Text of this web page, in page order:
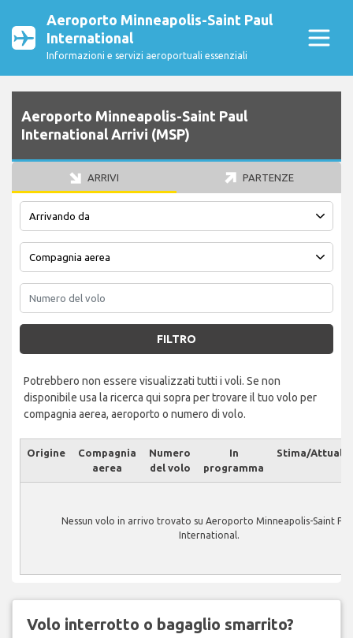
Aeroporto Minneapolis-Saint Paul
International
Informazioni e servizi aeroportuali essenziali
Aeroporto Minneapolis-Saint Paul
International Arrivi (MSP)
ARRIVI PARTENZE
FILTRO
Potrebbero non essere visualizzati tutti i voli. Se non
disponibile usa la ricerca qui sopra per trovare il tuo volo per
compagnia aerea, aeroporto o numero di volo.
Origine
Compagnia
aerea
Numero
del volo
In
programma
Stima/Attuale
Nessun volo in arrivo trovato su Aeroporto Minneapolis-Saint
International.
Volo interrotto o bagaglio smarrito?